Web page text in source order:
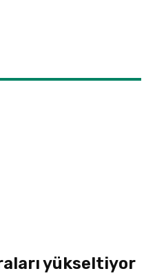
yükseltiyor